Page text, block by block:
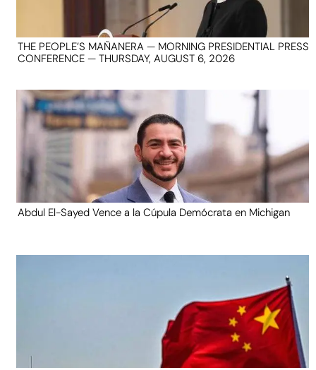
THE PEOPLE’S MAÑANERA — MORNING PRESIDENTIAL PRESS
CONFERENCE — THURSDAY, AUGUST 6, 2026
Abdul El-Sayed Vence a la Cúpula Demócrata en Michigan